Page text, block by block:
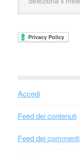
Accedi
Feed dei contenuti
Feed dei commenti